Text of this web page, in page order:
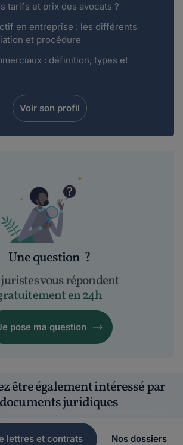
tarifs et prix des avocats ?
en entreprise : les différents
et procédure
: définition, types et
Voir son profil
Une question ?
vous répondent
en 24h
pose ma question
être également intéressé par
documents juridiques
lettres et contrats Nos dossiers